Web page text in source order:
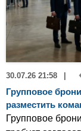
30.07.26 21:58
Групповое
разместить
Групповое